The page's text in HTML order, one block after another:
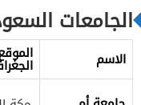
الجامعات
الاسم